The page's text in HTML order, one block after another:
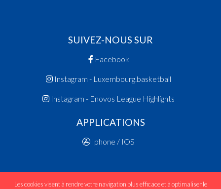
SUIVEZ-NOUS SUR
Facebook
Instagram - Luxembourg.basketball
Instagram - Enovos League Highlights
APPLICATIONS
Iphone / IOS
Les cookies visent à rendre votre navigation plus efficace et à optimaliser le